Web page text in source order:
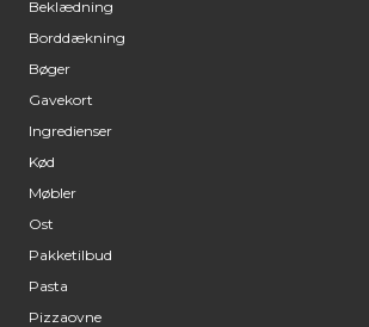
Beklædning
Borddækning
Bøger
Gavekort
Ingredienser
Kød
Møbler
Ost
Pakketilbud
Pasta
Pizzaovne